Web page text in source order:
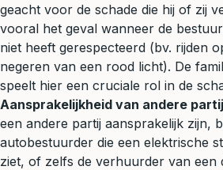
geacht voor de schade die hij of zij
vooral het geval wanneer de
niet heeft gerespecteerd (bv. rijden
negeren van een rood licht). De
speelt hier een cruciale rol in de
Aansprakelijkheid van andere
een andere partij aansprakelijk zijn,
autobestuurder die een elektrische
ziet, of zelfs de verhuurder van een